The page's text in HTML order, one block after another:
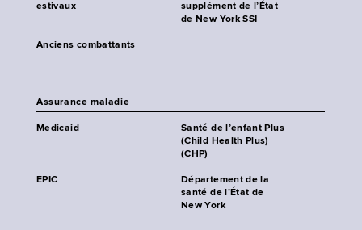
estivaux
supplément de l’État
de New York SSI
Anciens combattants
Assurance maladie
Medicaid
Santé de l’enfant Plus
(Child Health Plus)
(CHP)
EPIC
Département de la
santé de l’État de
New York